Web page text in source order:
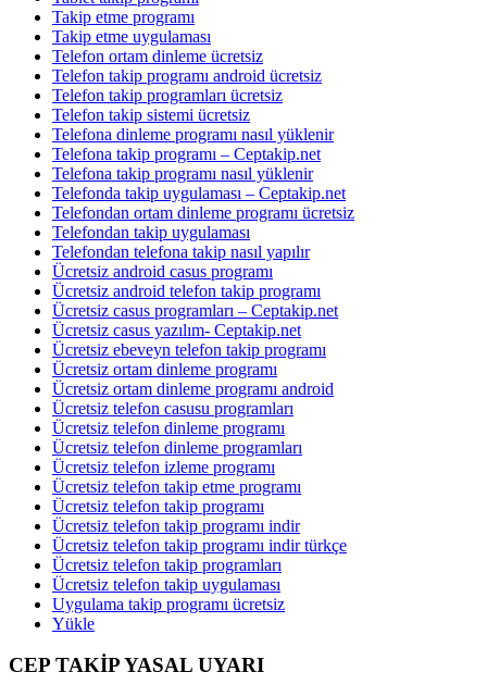
Takip etme programı
Takip etme uygulaması
Telefon ortam dinleme ücretsiz
Telefon takip programı android ücretsiz
Telefon takip programları ücretsiz
Telefon takip sistemi ücretsiz
Telefona dinleme programı nasıl yüklenir
Telefona takip programı – Ceptakip.net
Telefona takip programı nasıl yüklenir
Telefonda takip uygulaması – Ceptakip.net
Telefondan ortam dinleme programı ücretsiz
Telefondan takip uygulaması
Telefondan telefona takip nasıl yapılır
Ücretsiz android casus programı
Ücretsiz android telefon takip programı
Ücretsiz casus programları – Ceptakip.net
Ücretsiz casus yazılım- Ceptakip.net
Ücretsiz ebeveyn telefon takip programı
Ücretsiz ortam dinleme programı
Ücretsiz ortam dinleme programı android
Ücretsiz telefon casusu programları
Ücretsiz telefon dinleme programı
Ücretsiz telefon dinleme programları
Ücretsiz telefon izleme programı
Ücretsiz telefon takip etme programı
Ücretsiz telefon takip programı
Ücretsiz telefon takip programı indir
Ücretsiz telefon takip programı indir türkçe
Ücretsiz telefon takip programları
Ücretsiz telefon takip uygulaması
Uygulama takip programı ücretsiz
Yükle
CEP TAKİP YASAL UYARI